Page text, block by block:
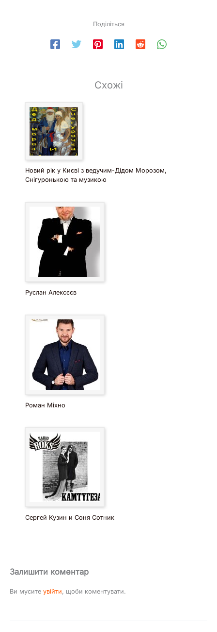
Поділіться
Схожі
Новий рік у Києві з ведучим-Дідом Морозом,
Снігуронькою та музикою
Руслан Алексєєв
Роман Міхно
Сергей Кузин и Соня Сотник
Залишити коментар
Ви мусите увійти, щоби коментувати.